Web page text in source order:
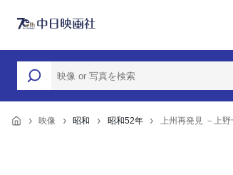
映像 昭和 昭和52年 上州再発見 －上野